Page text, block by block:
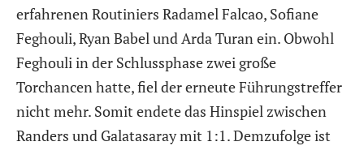
erfahrenen Routiniers Radamel Falcao, Sofiane
Feghouli, Ryan Babel und Arda Turan ein. Obwohl
Feghouli in der Schlussphase zwei große
Torchancen hatte, fiel der erneute Führungstreffer
nicht mehr. Somit endete das Hinspiel zwischen
Randers und Galatasaray mit 1:1. Demzufolge ist